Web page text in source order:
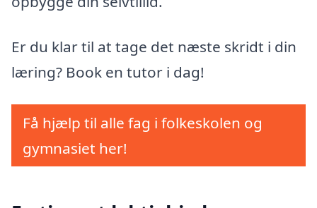
Er du klar til at tage det næste skridt i din
læring? Book en tutor i dag!
Få hjælp til alle fag i folkeskolen og
gymnasiet her!